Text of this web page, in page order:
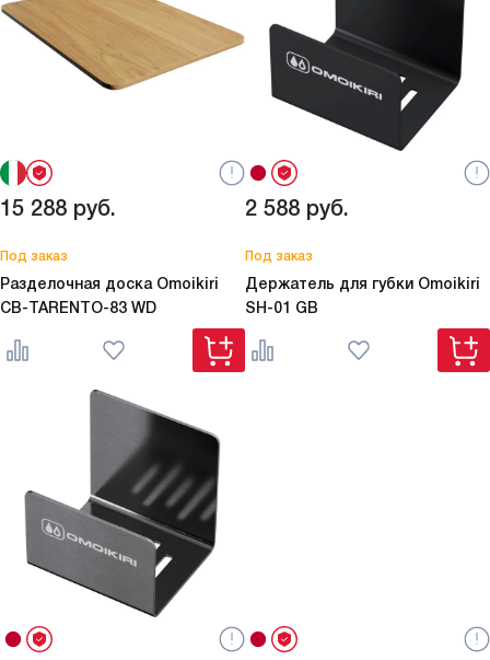
15 288 руб.
Под заказ
Разделочная доска Omoikiri
CB-TARENTO-83 WD
2 588 руб.
Под заказ
Держатель для губки Omoikiri
SH-01 GB